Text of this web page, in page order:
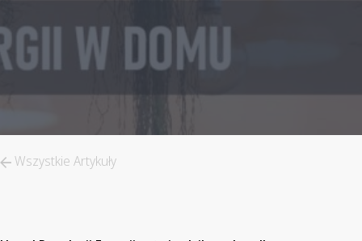
Wszystkie Artykuły